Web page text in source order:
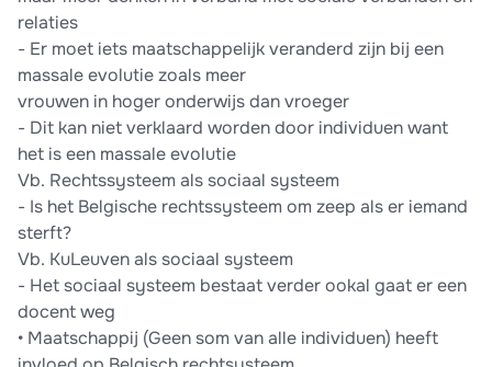
relaties
- Er moet iets maatschappelijk veranderd zijn bij een
massale evolutie zoals meer
vrouwen in hoger onderwijs dan vroeger
- Dit kan niet verklaard worden door individuen want
het is een massale evolutie
Vb. Rechtssysteem als sociaal systeem
- Is het Belgische rechtssysteem om zeep als er iemand
sterft?
Vb. KuLeuven als sociaal systeem
- Het sociaal systeem bestaat verder ookal gaat er een
docent weg
• Maatschappij (Geen som van alle individuen) heeft